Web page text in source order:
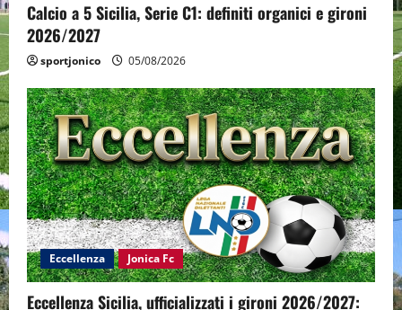
Calcio a 5 Sicilia, Serie C1: definiti organici e gironi
2026/2027
sportjonico 05/08/2026
Eccellenza Jonica Fc
Eccellenza Sicilia, ufficializzati i gironi 2026/2027: